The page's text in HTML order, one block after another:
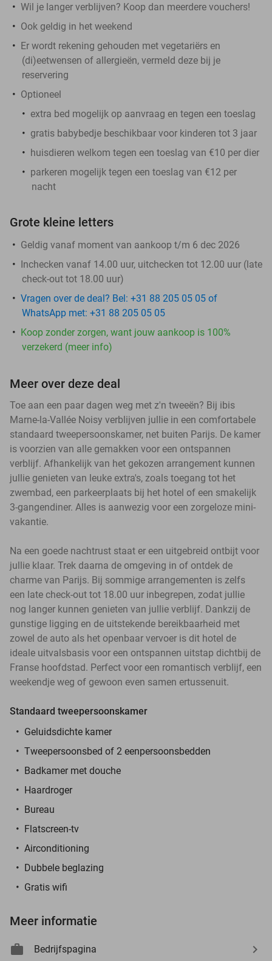
Wil je langer verblijven? Koop dan meerdere vouchers!
Ook geldig in het weekend
Er wordt rekening gehouden met vegetariërs en
(di)eetwensen of allergieën, vermeld deze bij je
reservering
Optioneel
extra bed mogelijk op aanvraag en tegen een toeslag
gratis babybedje beschikbaar voor kinderen tot 3 jaar
huisdieren welkom tegen een toeslag van €10 per dier
parkeren mogelijk tegen een toeslag van €12 per
nacht
Grote kleine letters
Geldig vanaf moment van aankoop t/m 6 dec 2026
Inchecken vanaf 14.00 uur, uitchecken tot 12.00 uur (late
check-out tot 18.00 uur)
Vragen over de deal? Bel: +31 88 205 05 05 of
WhatsApp met: +31 88 205 05 05
Koop zonder zorgen, want jouw aankoop is 100%
verzekerd (meer info)
Meer over deze deal
Toe aan een paar dagen weg met z'n tweeën? Bij ibis
Marne-la-Vallée Noisy verblijven jullie in een comfortabele
standaard tweepersoonskamer, net buiten Parijs. De kamer
is voorzien van alle gemakken voor een ontspannen
verblijf. Afhankelijk van het gekozen arrangement kunnen
jullie genieten van leuke extra's, zoals toegang tot het
zwembad, een parkeerplaats bij het hotel of een smakelijk
3-gangendiner. Alles is aanwezig voor een zorgeloze mini-
vakantie.
Na een goede nachtrust staat er een uitgebreid ontbijt voor
jullie klaar. Trek daarna de omgeving in of ontdek de
charme van Parijs. Bij sommige arrangementen is zelfs
een late check-out tot 18.00 uur inbegrepen, zodat jullie
nog langer kunnen genieten van jullie verblijf. Dankzij de
gunstige ligging en de uitstekende bereikbaarheid met
zowel de auto als het openbaar vervoer is dit hotel de
ideale uitvalsbasis voor een ontspannen uitstap dichtbij de
Franse hoofdstad. Perfect voor een romantisch verblijf, een
weekendje weg of gewoon even samen ertussenuit.
Standaard tweepersoonskamer
Geluidsdichte kamer
Tweepersoonsbed of 2 eenpersoonsbedden
Badkamer met douche
Haardroger
Bureau
Flatscreen-tv
Airconditioning
Dubbele beglazing
Gratis wifi
Meer informatie
Bedrijfspagina